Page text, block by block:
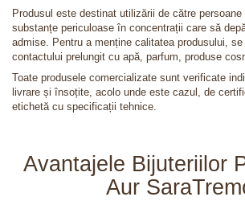
Produsul este destinat utilizării de către
substanțe periculoase în concentrații care să
admise. Pentru a menține calitatea produsului,
contactului prelungit cu apă, parfum, produse
Toate produsele comercializate sunt verificate
livrare și însoțite, acolo unde este cazul, de
etichetă cu specificații tehnice.
Avantajele Bijuteriilor
Aur